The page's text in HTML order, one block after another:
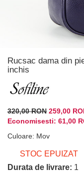
Rucsac dama din
inchis
320,00 RON 259,00
Economisesti: 61,00
Culoare: Mov
STOC EPUIZAT
Durata de livrare: 1